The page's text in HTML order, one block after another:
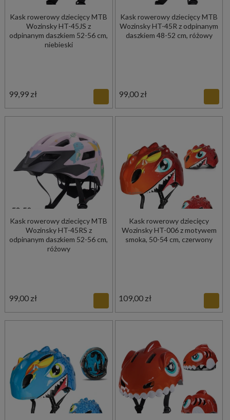
Kask rowerowy dziecięcy MTB
Wozinsky HT-45JS z
odpinanym daszkiem 52-56 cm,
niebieski
99,99 zł
Kask rowerowy dziecięcy MTB
Wozinsky HT-45R z odpinanym
daszkiem 48-52 cm, różowy
99,00 zł
Kask rowerowy dziecięcy MTB
Wozinsky HT-45RS z
odpinanym daszkiem 52-56 cm,
różowy
99,00 zł
Kask rowerowy dziecięcy
Wozinsky HT-006 z motywem
smoka, 50-54 cm, czerwony
109,00 zł